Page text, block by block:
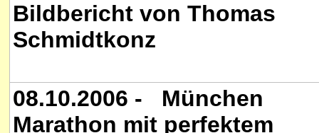
Bildbericht von Thomas
Schmidtkonz
08.10.2006 - München
Marathon mit perfektem